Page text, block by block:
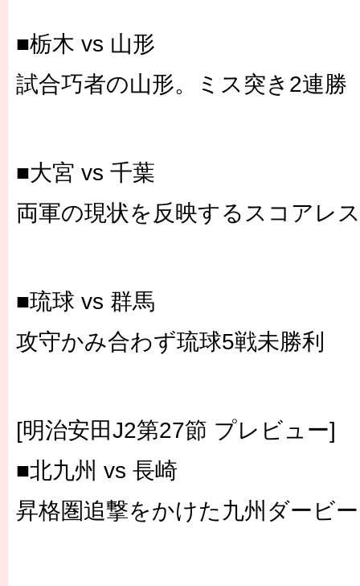
■栃木 vs 山形
試合巧者の山形。ミス突き2連勝
■大宮 vs 千葉
両軍の現状を反映するスコアレス
■琉球 vs 群馬
攻守かみ合わず琉球5戦未勝利
[明治安田J2第27節 プレビュー]
■北九州 vs 長崎
昇格圏追撃をかけた九州ダービー